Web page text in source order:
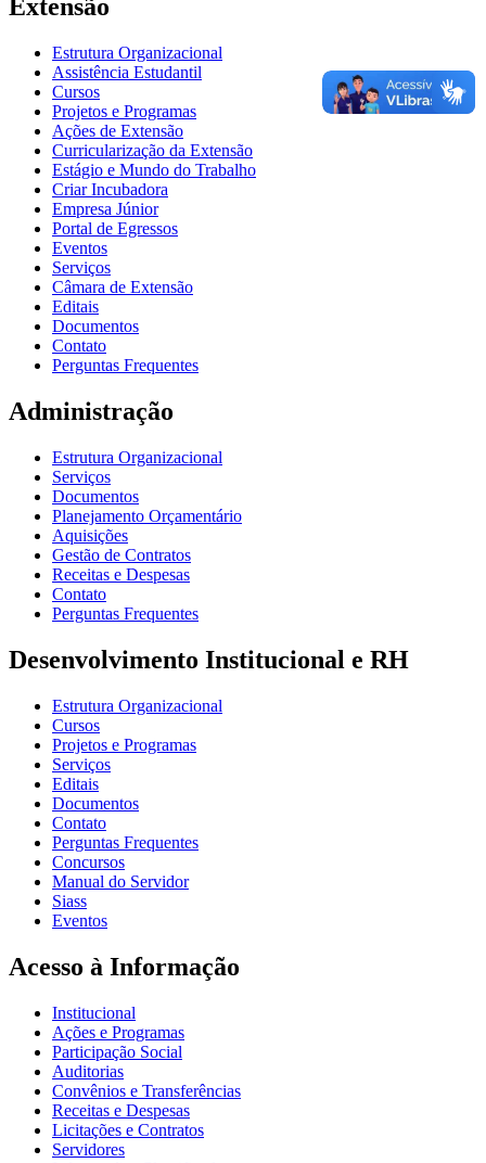
Extensão
Estrutura Organizacional
Assistência Estudantil
Cursos
Projetos e Programas
Ações de Extensão
Curricularização da Extensão
Estágio e Mundo do Trabalho
Criar Incubadora
Empresa Júnior
Portal de Egressos
Eventos
Serviços
Câmara de Extensão
Editais
Documentos
Contato
Perguntas Frequentes
Administração
Estrutura Organizacional
Serviços
Documentos
Planejamento Orçamentário
Aquisições
Gestão de Contratos
Receitas e Despesas
Contato
Perguntas Frequentes
Desenvolvimento Institucional e RH
Estrutura Organizacional
Cursos
Projetos e Programas
Serviços
Editais
Documentos
Contato
Perguntas Frequentes
Concursos
Manual do Servidor
Siass
Eventos
Acesso à Informação
Institucional
Ações e Programas
Participação Social
Auditorias
Convênios e Transferências
Receitas e Despesas
Licitações e Contratos
Servidores